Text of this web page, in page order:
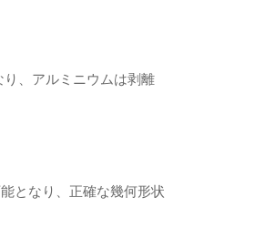
、アルミニウムは剥離
となり、正確な幾何形状